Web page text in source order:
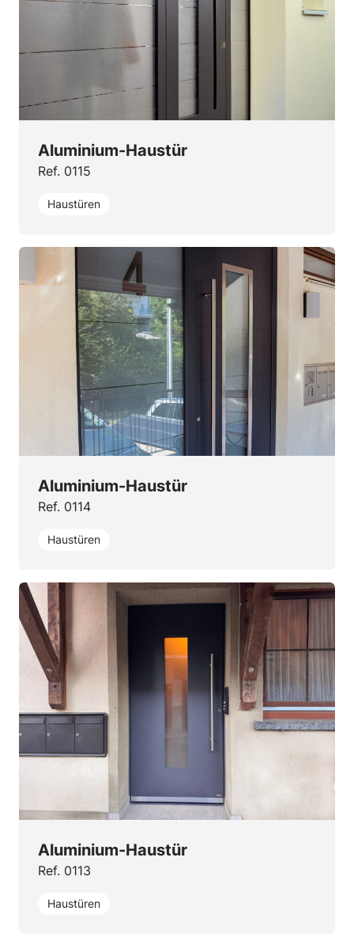
Aluminium-Haustür
Ref. 0115
Haustüren
Aluminium-Haustür
Ref. 0114
Haustüren
Aluminium-Haustür
Ref. 0113
Haustüren